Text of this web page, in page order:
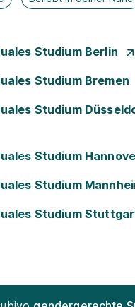
Studium Berlin
Studium Bremen
Studium
Studium
Studium
Studium